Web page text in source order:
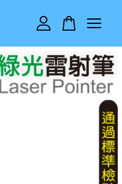
是空的。